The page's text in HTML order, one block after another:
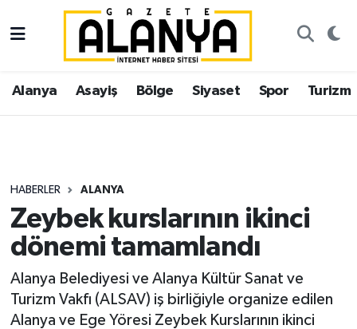
Alanya Asayiş Bölge Siyaset Spor Turizm
HABERLER ALANYA
Zeybek kurslarının ikinci
dönemi tamamlandı
Alanya Belediyesi ve Alanya Kültür Sanat ve
Turizm Vakfı (ALSAV) iş birliğiyle organize edilen
Alanya ve Ege Yöresi Zeybek Kurslarının ikinci
Alanya
Asayiş
Siyaset
Spor
Ekonomi
İstanbul Nöbetçi Eczaneler
İstanbul Hava Durumu
Süper Lig Puan Durumu ve Fikstür
Tüm Manşetler
Haber Arşivi